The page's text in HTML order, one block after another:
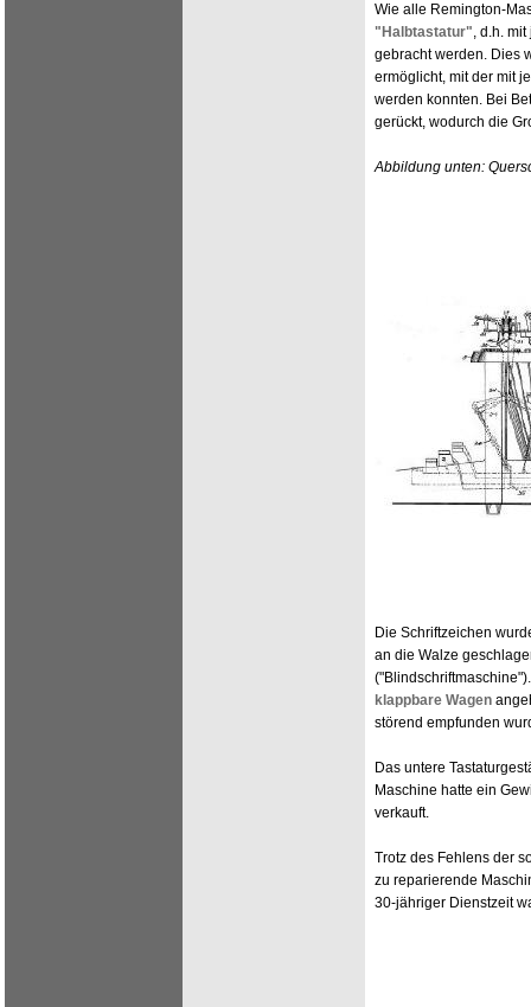
Wie alle Remington-
"Halbtastatur", d.h.
gebracht werden. Dies
ermöglicht, mit der mit
werden konnten. Bei
gerückt, wodurch die
Abbildung unten:
Die Schriftzeichen
an die Walze
klappbare Wagen
störend empfunden
Das untere
Maschine hatte ein
verkauft.
Trotz des Fehlens der
zu reparierende
30-jähriger Dienstzeit